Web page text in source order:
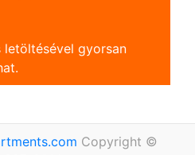
letöltésével gyorsan
Copyright ©